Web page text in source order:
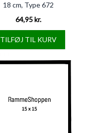
18 cm, Type 672
64,95 kr.
TILFØJ TIL KURV